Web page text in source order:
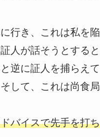
行き、これは私を
人が話そうとする
逆に証人を捕らえ
して、これは尚食
バイスで先手を打